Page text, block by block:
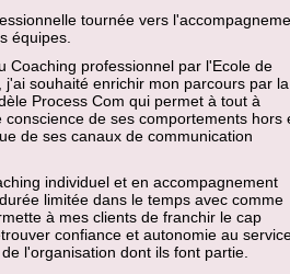
tournée vers
équipes.
Coaching professionnel par l'Ecole de
j'ai souhaité enrichir mon parcours par la
Process Com qui permet à tout à
conscience de ses comportements hors
de ses canaux de communication
individuel et en accompagnement
limitée dans le temps avec comme
à mes clients de franchir le cap
confiance et autonomie au
l'organisation dont ils font partie.